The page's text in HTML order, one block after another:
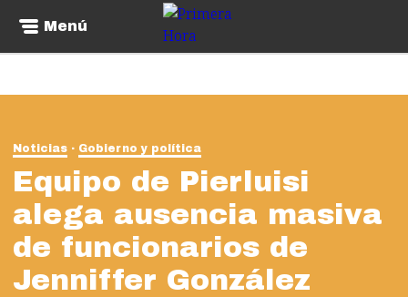
Menú
Noticias Gobierno y política
Equipo de Pierluisi
alega ausencia masiva
de funcionarios de
Jenniffer González